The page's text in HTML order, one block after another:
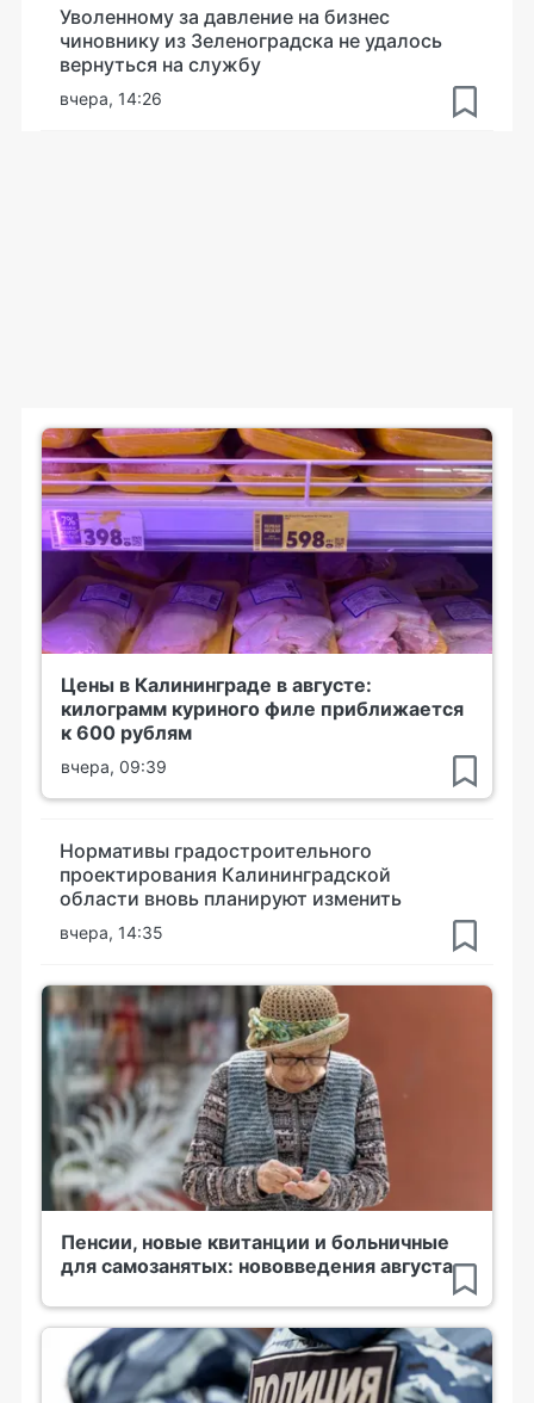
Уволенному за давление на бизнес
чиновнику из Зеленоградска не удалось
вернуться на службу
вчера, 14:26
Цены в Калининграде в августе:
килограмм куриного филе приближается
к 600 рублям
вчера, 09:39
Нормативы градостроительного
проектирования Калининградской
области вновь планируют изменить
вчера, 14:35
Пенсии, новые квитанции и больничные
для самозанятых: нововведения августа